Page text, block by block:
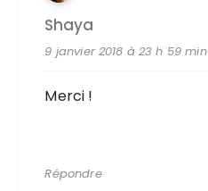
Shaya
9 janvier 2018 à 23 h 59 min
Merci !
Répondre